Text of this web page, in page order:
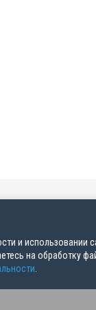
и использовании
на обработку